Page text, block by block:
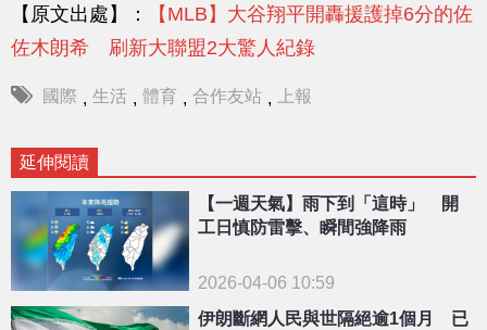
【原文出處】：
【MLB】大谷翔平開轟援護掉6分的佐
佐木朗希 刷新大聯盟2大驚人紀錄
國際 , 生活 , 體育 , 合作友站 , 上報
延伸閱讀
【一週天氣】雨下到「這時」 開
工日慎防雷擊、瞬間強降雨
2026-04-06 10:59
伊朗斷網人民與世隔絕逾1個月 已